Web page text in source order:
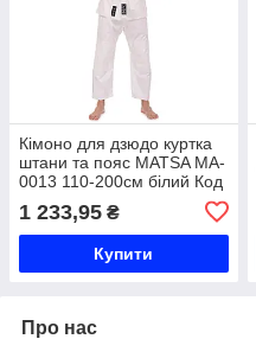
Кімоно для дзюдо куртка
штани та пояс MATSA MA-
0013 110-200см білий Код
1 233,95 ₴
Купити
Про нас